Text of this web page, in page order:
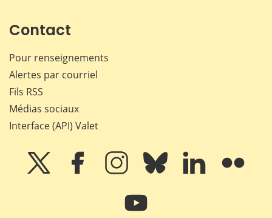
Contact
Pour renseignements
Alertes par courriel
Fils RSS
Médias sociaux
Interface (API) Valet